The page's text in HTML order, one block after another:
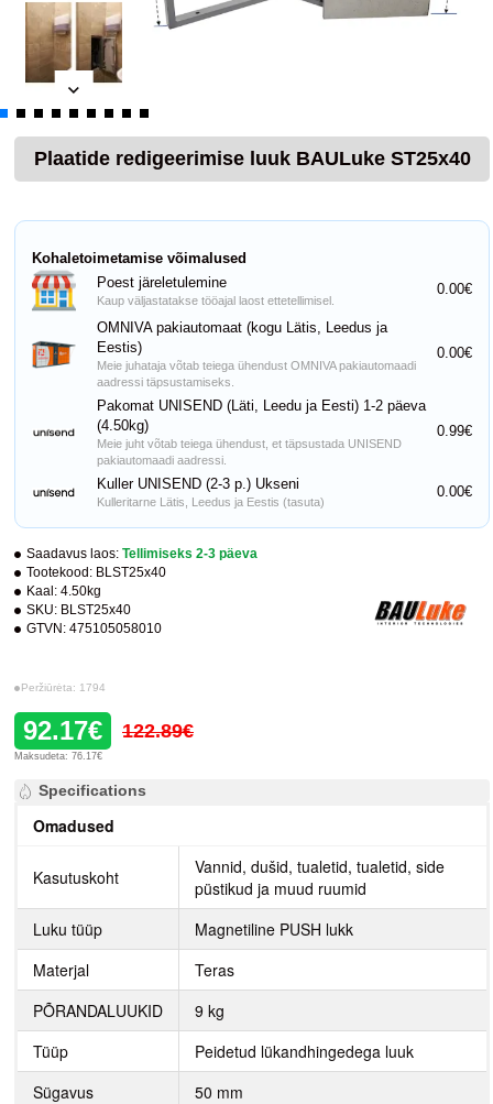
Plaatide redigeerimise luuk BAULuke ST25x40
Saadavus laos: Tellimiseks 2-3 päeva
Tootekood: BLST25x40
Kaal: 4.50kg
SKU: BLST25x40
GTVN: 475105058010
Peržiūrėta: 1794
92.17€ 122.89€
Maksudeta: 76.17€
Kohaletoimetamise võimalused
Poest järeletulemine
Kaup väljastatakse tööajal laost ettetellimisel.
0.00€
OMNIVA pakiautomaat (kogu Lätis, Leedus ja
Eestis)
Meie juhataja võtab teiega ühendust OMNIVA pakiautomaadi
aadressi täpsustamiseks.
0.00€
Pakomat UNISEND (Läti, Leedu ja Eesti) 1-2 päeva
(4.50kg)
Meie juht võtab teiega ühendust, et täpsustada UNISEND
pakiautomaadi aadressi.
0.99€
Kuller UNISEND (2-3 p.) Ukseni
Kulleritarne Lätis, Leedus ja Eestis (tasuta)
0.00€
Specifications
Omadused
Kasutuskoht
Vannid, dušid, tualetid, tualetid, side
püstikud ja muud ruumid
Luku tüüp
Magnetiline PUSH lukk
Materjal
Teras
PÕRANDALUUKID
9 kg
Tüüp
Peidetud lükandhingedega luuk
Sügavus
50 mm